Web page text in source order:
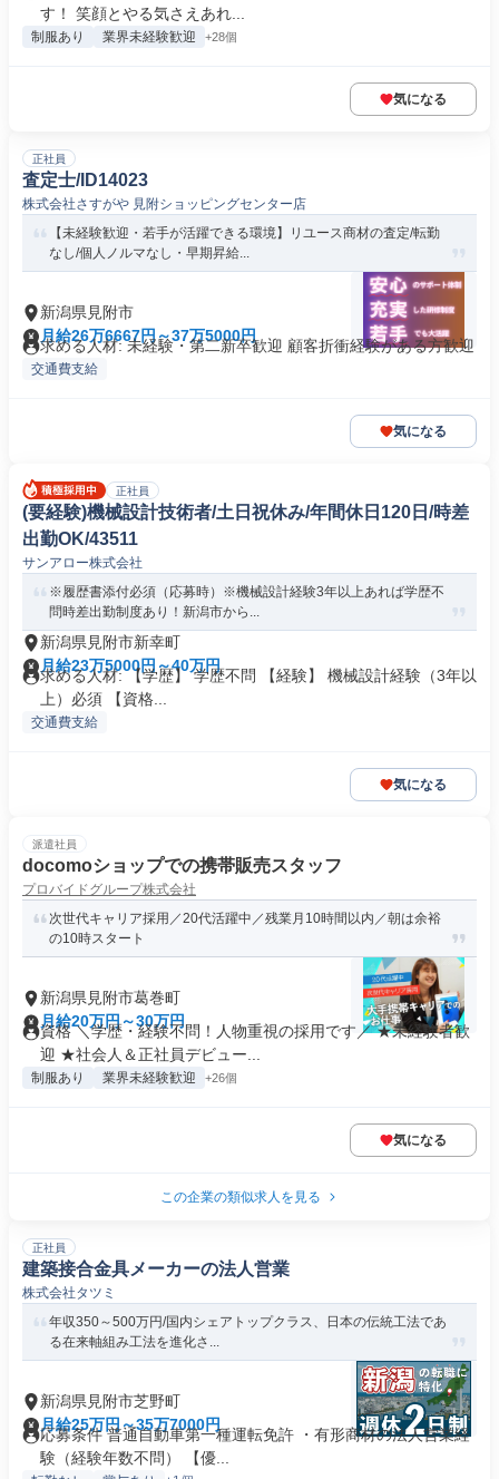
す！ 笑顔とやる気さえあれ...
制服あり 業界未経験歓迎 +28個
気になる
正社員
査定士/ID14023
株式会社さすがや 見附ショッピングセンター店
【未経験歓迎・若手が活躍できる環境】リユース商材の査定/転勤
なし/個人ノルマなし・早期昇給...
新潟県見附市
月給26万6667円～37万5000円
求める人材: 未経験・第二新卒歓迎 顧客折衝経験がある方歓迎
交通費支給
気になる
正社員
(要経験)機械設計技術者/土日祝休み/年間休日120日/時差
出勤OK/43511
サンアロー株式会社
※履歴書添付必須（応募時）※機械設計経験3年以上あれば学歴不
問時差出勤制度あり！新潟市から...
新潟県見附市新幸町
月給23万5000円～40万円
求める人材: 【学歴】 学歴不問 【経験】 機械設計経験（3年以
上）必須 【資格...
交通費支給
気になる
派遣社員
docomoショップでの携帯販売スタッフ
プロバイドグループ株式会社
次世代キャリア採用／20代活躍中／残業月10時間以内／朝は余裕
の10時スタート
新潟県見附市葛巻町
月給20万円～30万円
資格 ＼学歴・経験不問！人物重視の採用です／ ★未経験者歓
迎 ★社会人＆正社員デビュー...
制服あり 業界未経験歓迎 +26個
気になる
この企業の類似求人を見る
正社員
建築接合金具メーカーの法人営業
株式会社タツミ
年収350～500万円/国内シェアトップクラス、日本の伝統工法であ
る在来軸組み工法を進化さ...
新潟県見附市芝野町
月給25万円～35万7000円
応募条件 普通自動車第一種運転免許 ・有形商材の法人営業経
験（経験年数不問） 【優...